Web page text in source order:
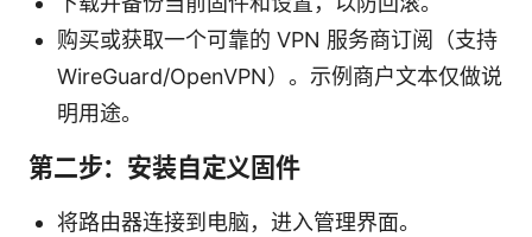
购买或获取一个可靠的 VPN 服务商订阅（支持
WireGuard/OpenVPN）。示例商户文本仅做说
明用途。
第二步：安装自定义固件
将路由器连接到电脑，进入管理界面。